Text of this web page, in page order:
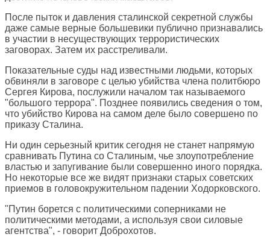
После пыток и давления сталинской секретной службы
даже самые верные большевики публично признавались
в участии в несуществующих террористических
заговорах. Затем их расстреливали.
Показательные суды над известными людьми, которых
обвиняли в заговоре с целью убийства члена политбюро
Сергея Кирова, послужили началом так называемого
"большого террора". Позднее появились сведения о том,
что убийство Кирова на самом деле было совершено по
приказу Сталина.
Ни один серьезный критик сегодня не станет напрямую
сравнивать Путина со Сталиным, чье злоупотребление
властью и запугивание были совершенно иного порядка.
Но некоторые все же видят признаки старых советских
приемов в головокружительном падении Ходорковского.
"Путин борется с политическими соперниками не
политическими методами, а используя свои силовые
агентства", - говорит Доброхотов.